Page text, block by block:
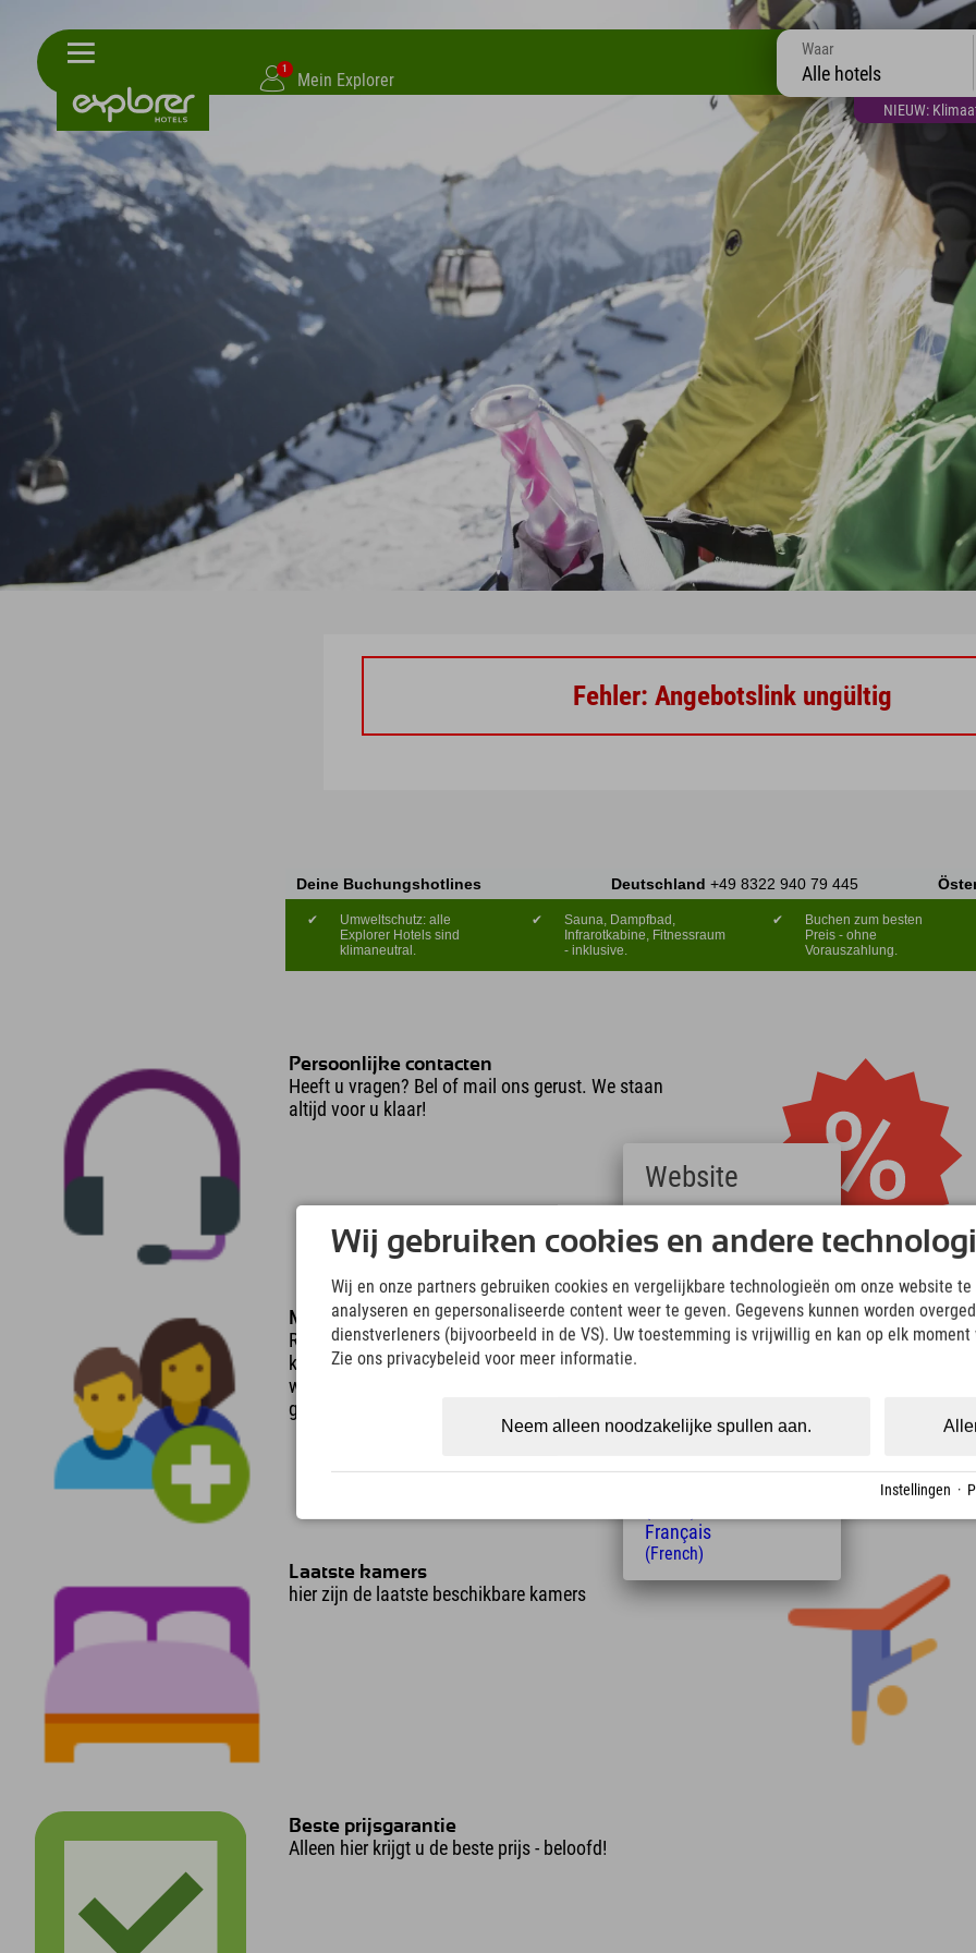
1
Mein Explorer
NIEUW:
Waar
Alle hotels
Fehler: Angebotslink ungültig
Deine Buchungshotlines Deutschland +49 8322 940 79 445
✔
Umweltschutz: alle
Explorer Hotels sind
klimaneutral.
✔
Sauna, Dampfbad,
Infrarotkabine, Fitnessraum
- inklusive.
✔
Buchen zum besten
Preis - ohne
Vorauszahlung.
Persoonlijke contacten
Heeft u vragen? Bel of mail ons gerust. We staan
altijd voor u klaar!
Meerdere mensen in de kamer
Reizen er slechts 2 personen in plaats van 3 op de
kamer, of slechts 1 persoon in plaats van 2? Het
wijzigen van het aantal personen op een kamer is
gratis.
Laatste kamers
hier zijn de laatste beschikbare kamers
Beste prijsgarantie
Alleen hier krijgt u de beste prijs - beloofd!
Wij gebruiken cookies en andere
Wij en onze partners gebruiken cookies en vergelijkbare technologieën om onze website te
analyseren en gepersonaliseerde content weer te geven. Gegevens kunnen worden
dienstverleners (bijvoorbeeld in de VS). Uw toestemming is vrijwillig en kan op elk moment
Zie ons privacybeleid voor meer informatie.
Neem alleen noodzakelijke spullen aan.
Instellingen ·
Website
(German)
(English)
Italiano
(Italian)
(Polish)
(Hungarian)
Français
(French)